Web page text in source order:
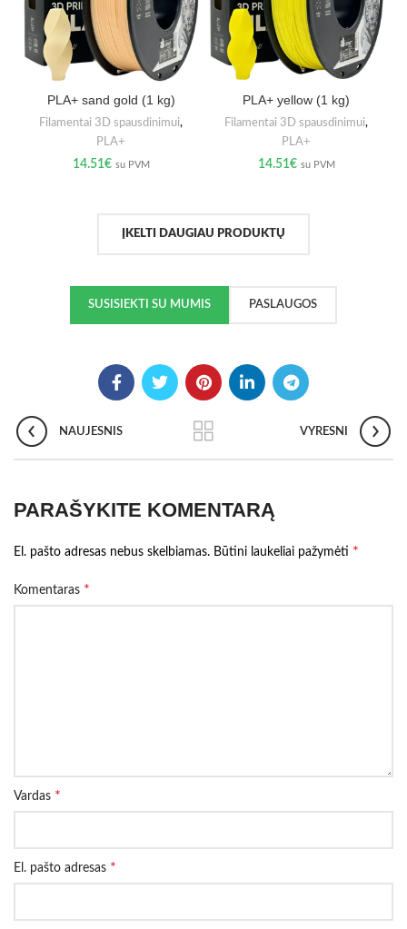
PLA+ sand gold (1 kg)
Filamentai 3D spausdinimui,
PLA+
14.51€ su PVM
PLA+ yellow (1 kg)
Filamentai 3D spausdinimui,
PLA+
14.51€ su PVM
ĮKELTI DAUGIAU PRODUKTŲ
SUSISIEKTI SU MUMIS PASLAUGOS
NAUJESNIS VYRESNI
PARAŠYKITE KOMENTARĄ
El. pašto adresas nebus skelbiamas. Būtini laukeliai pažymėti *
Komentaras *
Vardas *
El. pašto adresas *